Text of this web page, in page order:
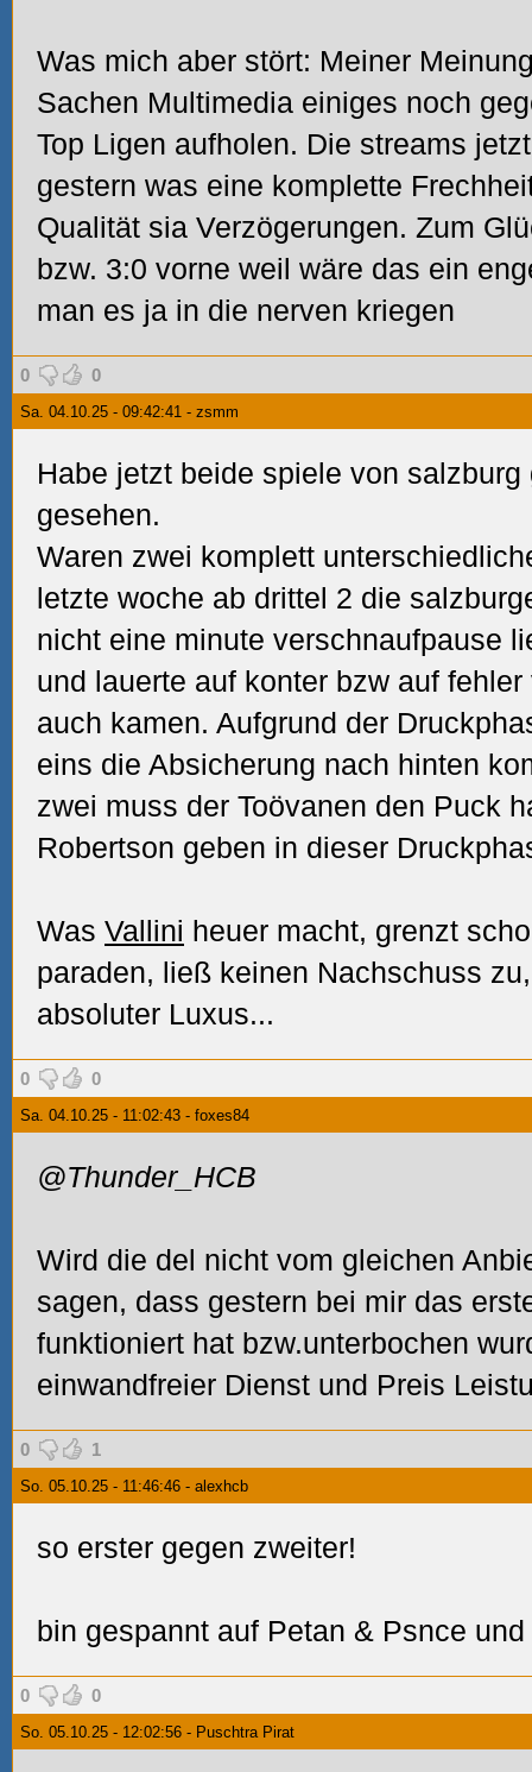
Was mich aber stört: Meiner
Sachen Multimedia einiges noch
Top Ligen aufholen. Die streams
gestern was eine komplette
Qualität sia Verzögerungen. Zum
bzw. 3:0 vorne weil wäre das ein
man es ja in die nerven kriegen
0 0
Sa. 04.10.25 - 09:42:41 - zsmm
Habe jetzt beide spiele von
gesehen.
Waren zwei komplett
letzte woche ab drittel 2 die
nicht eine minute verschnaufpause
und lauerte auf konter bzw auf
auch kamen. Aufgrund der
eins die Absicherung nach hinten
zwei muss der Toövanen den Puck
Robertson geben in dieser
Was Vallini heuer macht, grenzt
paraden, ließ keinen Nachschuss
absoluter Luxus...
0 0
Sa. 04.10.25 - 11:02:43 - foxes84
@Thunder_HCB
Wird die del nicht vom gleichen
sagen, dass gestern bei mir das
funktioniert hat bzw.unterbochen
einwandfreier Dienst und Preis
0 1
So. 05.10.25 - 11:46:46 - alexhcb
so erster gegen zweiter!
bin gespannt auf Petan & Psnce
0 0
So. 05.10.25 - 12:02:56 - Puschtra Pirat